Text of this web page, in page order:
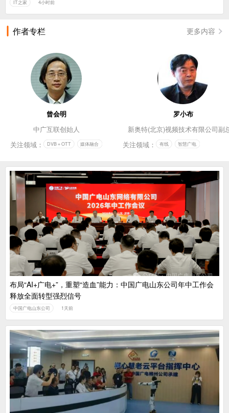
IT之家 4小时前
作者专栏 更多内容
曾会明
中广互联创始人
关注领域：
DVB＋OTT 媒体融合
罗小布
新奥特(北京)视频技术有限公司副
关注领域：
有线 智慧广电
布局“AI+广电+”，重塑“造血”能力：中国广电山东公司年中工作会
释放全面转型强烈信号
中国广电山东公司 1天前